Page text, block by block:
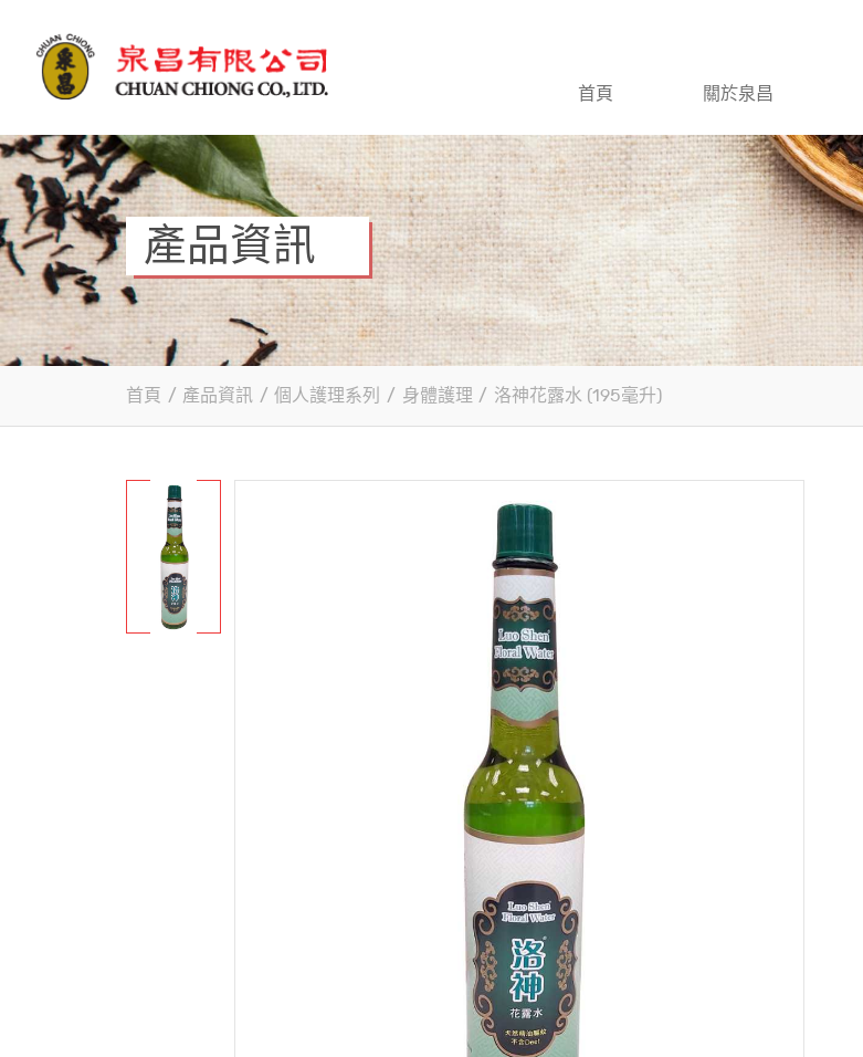
首頁 關於泉昌
產品資訊
首頁 / 產品資訊 / 個人護理系列 / 身體護理 / 洛神花露水 (195毫升)